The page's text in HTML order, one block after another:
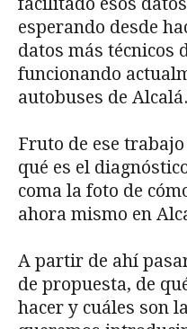
facilitado esos
esperando desde
datos más técnicos
funcionando
autobuses de Alcalá.
Fruto de ese
qué es el
coma la foto de
ahora mismo en
A partir de ahí
de propuesta, de
hacer y cuáles son